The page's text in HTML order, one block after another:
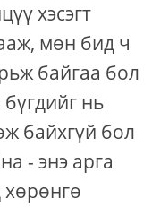
хэсэгт
мөн бид ч
байгаа бол
нь
байхгүй бол
- энэ арга
хөрөнгө